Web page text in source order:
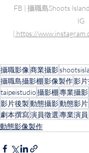
FB | 攝職島Shoots
IG
| https://
攝職影像商業攝影
攝職島攝影棚影像製作影
taipeistudio攝影棚專業攝影
影片後製動態攝影動態影片
劇本撰寫演員徵選專業演員
動態影像製作